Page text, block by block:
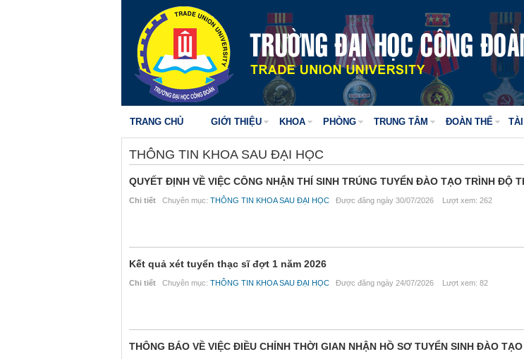
TRANG CHỦ GIỚI THIỆU KHOA PHÒNG TRUNG TÂM ĐOÀN THỂ
THÔNG TIN KHOA SAU ĐẠI HỌC
QUYẾT ĐỊNH VỀ VIỆC CÔNG NHẬN THÍ SINH TRÚNG TUYỂN ĐÀO TẠO TRÌNH ĐỘ
Chi tiết Chuyên mục: THÔNG TIN KHOA SAU ĐẠI HỌC Được đăng ngày 30/07/2026 Lượt xem: 262
Kết quả xét tuyển thạc sĩ đợt 1 năm 2026
Chi tiết Chuyên mục: THÔNG TIN KHOA SAU ĐẠI HỌC Được đăng ngày 24/07/2026 Lượt xem: 82
THÔNG BÁO VỀ VIỆC ĐIỀU CHỈNH THỜI GIAN NHẬN HỒ SƠ TUYỂN SINH ĐÀO